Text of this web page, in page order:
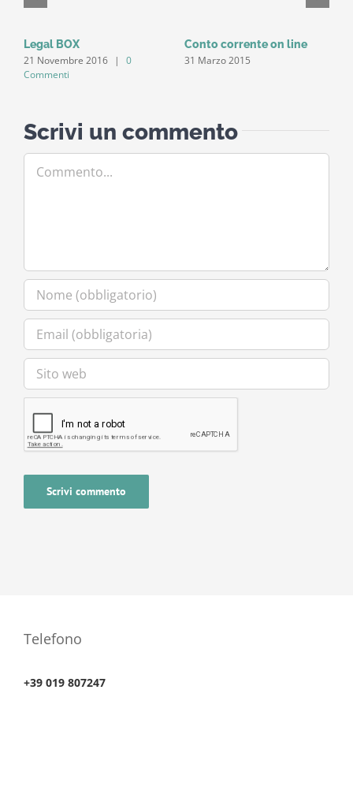
Legal BOX
21 Novembre 2016 |
0
Commenti
Conto corrente on line
31 Marzo 2015
Scrivi un commento
Telefono
+39 019 807247